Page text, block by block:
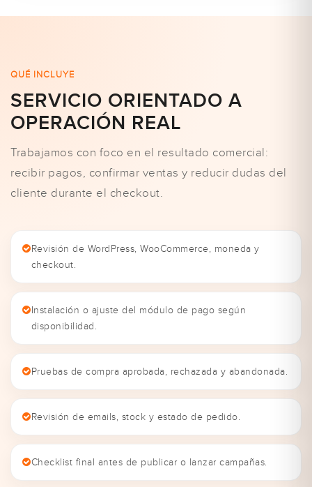
QUÉ INCLUYE
SERVICIO ORIENTADO A
OPERACIÓN REAL
Trabajamos con foco en el resultado comercial:
recibir pagos, confirmar ventas y reducir dudas del
cliente durante el checkout.
Revisión de WordPress, WooCommerce, moneda y
checkout.
Instalación o ajuste del módulo de pago según
disponibilidad.
Pruebas de compra aprobada, rechazada y abandonada.
Revisión de emails, stock y estado de pedido.
Checklist final antes de publicar o lanzar campañas.